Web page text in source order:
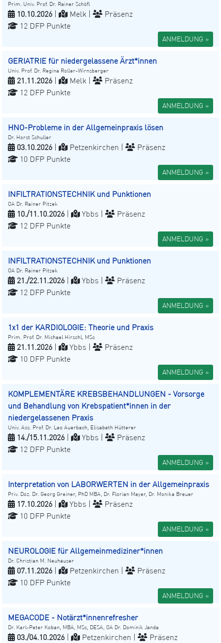
Prim. Univ. Prof. Dr. Rainer Schöfl
10.10.2026 Melk |
Präsenz
12 DFP Punkte
ANMELDUNG »
GERIATRIE für niedergelassene Ärzt*innen
Univ. Prof. Dr. Regina Roller-Wirnsberger
21.11.2026 Melk |
Präsenz
12 DFP Punkte
ANMELDUNG »
HNO-Probleme in der Allgemeinpraxis lösen
Dr. Horst Schuller
03.10.2026 Petzenkirchen |
Präsenz
10 DFP Punkte
ANMELDUNG »
INFILTRATIONSTECHNIK und Punktionen
OA Dr. Rainer Pitzek
10./11.10.2026 Ybbs |
Präsenz
12 DFP Punkte
ANMELDUNG »
INFILTRATIONSTECHNIK und Punktionen
OA Dr. Rainer Pitzek
21./22.11.2026 Ybbs |
Präsenz
12 DFP Punkte
ANMELDUNG »
1x1 der KARDIOLOGIE: Theorie und Praxis
Prim. Prof. Dr. Michael Hirschl, MSc
21.11.2026 Ybbs |
Präsenz
10 DFP Punkte
ANMELDUNG »
KOMPLEMENTÄRE KREBSBEHANDLUNGEN - Vorsorge
und Behandlung von Krebspatient*innen in der
niedergelassenen Praxis
Univ. Ass. Prof. Dr. Leo Auerbach, Elisabeth Hütterer
14./15.11.2026 Ybbs |
Präsenz
12 DFP Punkte
ANMELDUNG »
Interpretation von LABORWERTEN in der Allgemeinpraxis
Priv. Doz. Dr. Georg Greiner, PhD MBA, Dr. Florian Mayer, Dr. Monika Breuer
17.10.2026 Ybbs |
Präsenz
10 DFP Punkte
ANMELDUNG »
NEUROLOGIE für Allgemeinmediziner*innen
Dr. Christian M. Neuhauser
07.11.2026 Petzenkirchen |
Präsenz
10 DFP Punkte
ANMELDUNG »
MEGACODE - Notärzt*innenrefresher
Dr. Karl-Peter Koban, MBA, MSc, DESA, OA Dr. Dominik Janda
03./04.10.2026 Petzenkirchen | Präsenz